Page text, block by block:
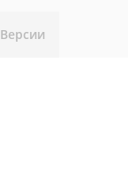
Версии